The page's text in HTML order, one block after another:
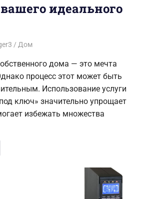
идеального
Дом
дома — это мечта
процесс этот может быть
Использование услуги
ключ» значительно упрощает
избежать множества